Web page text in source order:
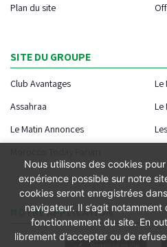
Plan du site
SITE DU GROUPE
Club Avantages
Le
Assahraa
Le
Le Matin Annonces
NOTRE APPLICATION
Nous utilisons des cookies
expérience possible sur notre
cookies seront enregistrées
navigateur. Il s’agit
fonctionnement du site. En
librement d’accepter ou de